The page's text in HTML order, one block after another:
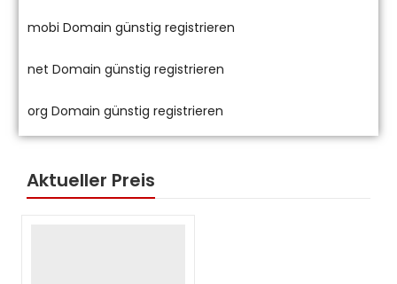
mobi Domain günstig registrieren
net Domain günstig registrieren
org Domain günstig registrieren
Aktueller Preis